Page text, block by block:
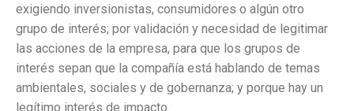
exigiendo inversionistas, consumidores o algún otro
grupo de interés; por validación y necesidad de legitimar
las acciones de la empresa, para que los grupos de
interés sepan que la compañía está hablando de temas
ambientales, sociales y de gobernanza; y porque hay un
legítimo interés de impacto.